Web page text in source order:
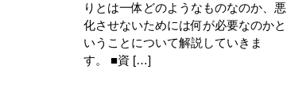
りとは一体どのようなものなのか、悪
化させないためには何が必要なのかと
いうことについて解説していきま
す。 ■資 […]